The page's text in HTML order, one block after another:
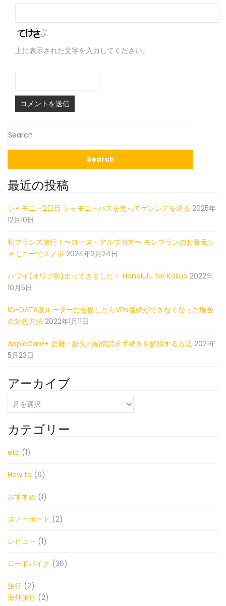
上に表示された文字を入力してください。
最近の投稿
シャモニー2日目 シャモニーバスを使ってゲレンデを巡る 2025年
12月10日
初フランス旅行！〜ローヌ・アルプ地方〜 モンブランのお膝元シ
ャモニーでスノボ 2024年2月24日
ハワイ(オワフ島)走ってきました！ Honolulu for Kailua 2022年
10月5日
IO-DATA製ルーターに交換したらVPN接続ができなくなった場合
の対処方法 2022年1月11日
AppleCare+ 盗難・紛失の補償請求手続きを解除する方法 2021年
5月23日
アーカイブ
ー
カ
イ
ブ
カテゴリー
etc (1)
How to (6)
おすすめ (1)
スノーボード (2)
レビュー (1)
ロードバイク (36)
旅行 (2)
海外旅行 (2)